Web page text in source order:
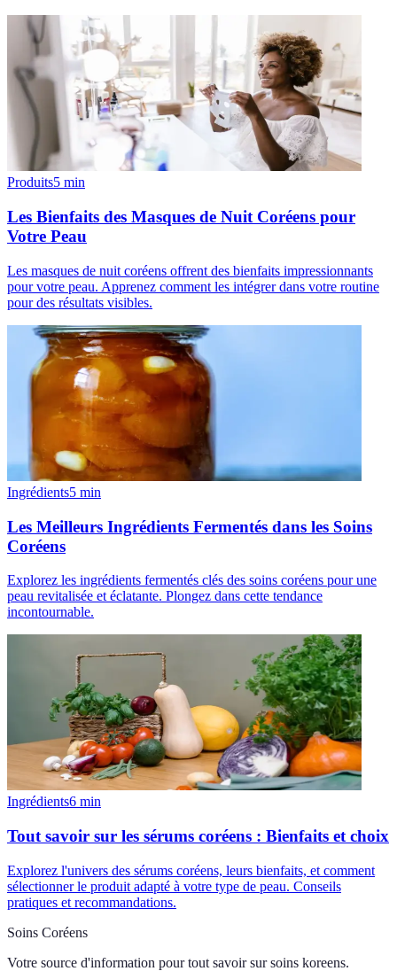
Produits5 min
Les Bienfaits des Masques de Nuit Coréens pour
Votre Peau
Les masques de nuit coréens offrent des bienfaits impressionnants
pour votre peau. Apprenez comment les intégrer dans votre routine
pour des résultats visibles.
Ingrédients5 min
Les Meilleurs Ingrédients Fermentés dans les Soins
Coréens
Explorez les ingrédients fermentés clés des soins coréens pour une
peau revitalisée et éclatante. Plongez dans cette tendance
incontournable.
Ingrédients6 min
Tout savoir sur les sérums coréens : Bienfaits et choix
Explorez l'univers des sérums coréens, leurs bienfaits, et comment
sélectionner le produit adapté à votre type de peau. Conseils
pratiques et recommandations.
Soins Coréens
Votre source d'information pour tout savoir sur soins koreens.